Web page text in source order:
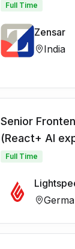
Full Time
Zensar
India
Senior
(React+ AI
Full Time